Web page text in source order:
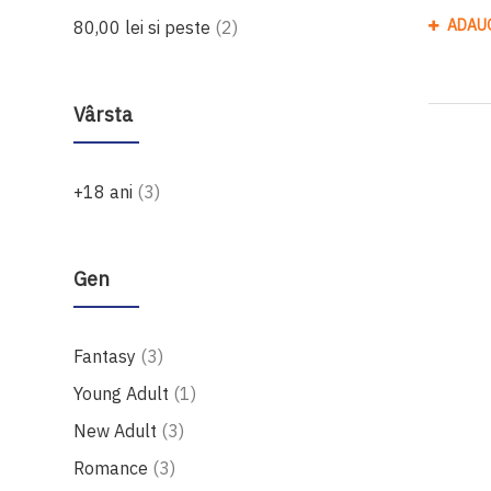
80,00 lei si peste 2produse
Vârsta
+18 ani 3produse
Gen
Fantasy 3produse
Young Adult 1produs
New Adult 3produse
Romance 3produse